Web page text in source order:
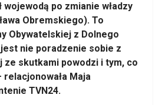
wojewodą po zmianie władzy
Obremskiego). To
Obywatelskiej z Dolnego
nie poradzenie sobie z
ze skutkami powodzi i tym, co
relacjonowała Maja
TVN24.